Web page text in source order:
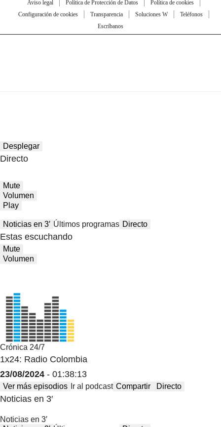
Aviso legal Política de Protección de Datos
Política de cookies
Configuración de cookies
Transparencia Soluciones W
Teléfonos
Escríbanos
Desplegar
Directo
Mute
Volumen
Play
Noticias en 3′ Últimos programas Directo
Estas escuchando
Mute
Volumen
Crónica 24/7
1x24: Radio Colombia
23/08/2024 - 01:38:13
Ver más episodios Ir al podcast Compartir Directo
Noticias en 3′
Noticias en 3′